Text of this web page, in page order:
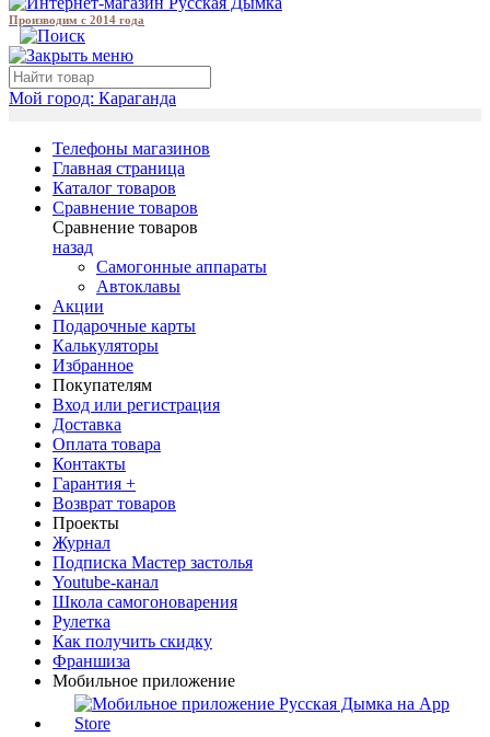
Производим с 2014 года
Мой город: Караганда
Телефоны магазинов
Главная страница
Каталог товаров
Сравнение товаров
Сравнение товаров
назад
Самогонные аппараты
Автоклавы
Акции
Подарочные карты
Калькуляторы
Избранное
Покупателям
Вход или регистрация
Доставка
Оплата товара
Контакты
Гарантия +
Возврат товаров
Проекты
Журнал
Подписка Мастер застолья
Youtube-канал
Школа самогоноварения
Рулетка
Как получить скидку
Франшиза
Мобильное приложение